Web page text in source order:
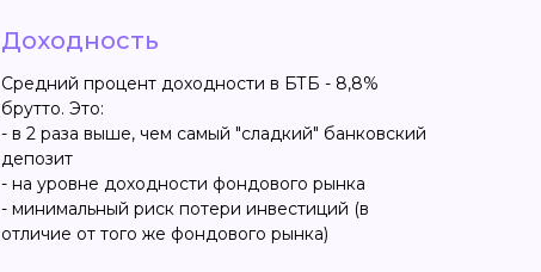
Доходность
Средний процент доходности в БТБ - 8,8%
брутто. Это:
- в 2 раза выше, чем самый "сладкий" банковский
депозит
- на уровне доходности фондового рынка
- минимальный риск потери инвестиций (в
отличие от того же фондового рынка)